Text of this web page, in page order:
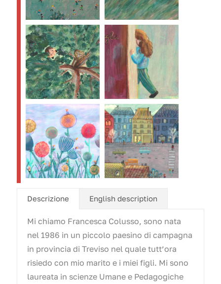
Descrizione English description
Mi chiamo Francesca Colusso, sono nata
nel 1986 in un piccolo paesino di campagna
in provincia di Treviso nel quale tutt’ora
risiedo con mio marito e i miei figli. Mi sono
laureata in scienze Umane e Pedagogiche